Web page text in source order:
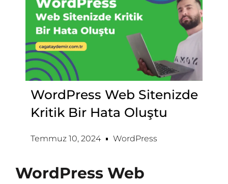
WordPress Web Sitenizde
Kritik Bir Hata Oluştu
Temmuz 10, 2024 WordPress
WordPress Web